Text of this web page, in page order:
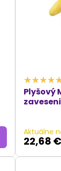
Plyšový
Aktuálne
22,68 €